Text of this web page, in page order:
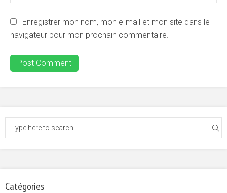
Enregistrer mon nom, mon e-mail et mon site dans le
navigateur pour mon prochain commentaire.
Catégories